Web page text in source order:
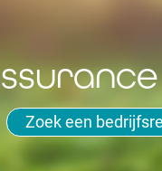
Zoek een